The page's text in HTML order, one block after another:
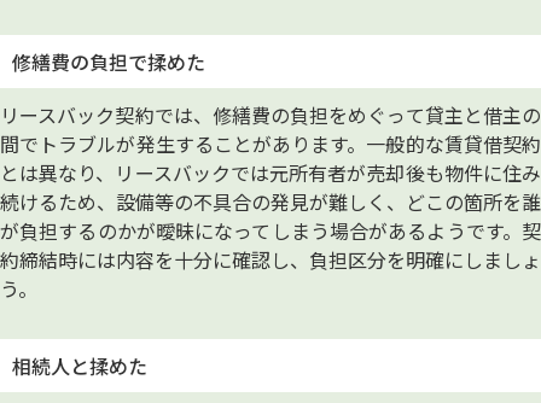
修繕費の負担で揉めた
リースバック契約では、修繕費の負担をめぐって貸主と借主の
間でトラブルが発生することがあります。一般的な賃貸借契約
とは異なり、リースバックでは元所有者が売却後も物件に住み
続けるため、設備等の不具合の発見が難しく、どこの箇所を誰
が負担するのかが曖昧になってしまう場合があるようです。契
約締結時には内容を十分に確認し、負担区分を明確にしましょ
う。
相続人と揉めた